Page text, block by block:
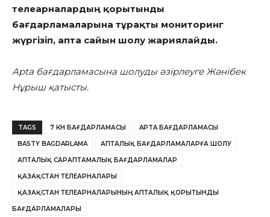
телеарналардың қорытынды
бағдарламаларына тұрақты мониторинг
жүргізіп, апта сайын шолу жариялайды.
Apta бағдарламасына шолуды әзірлеуге Жәнібек
Нұрыш қатысты.
TAGS 7 КҮН БАҒДАРЛАМАСЫ APTA БАҒДАРЛАМАСЫ
BASTY BAGDARLAMA АПТАЛЫҚ БАҒДАРЛАМАЛАРҒА ШОЛУ
АПТАЛЫҚ САРАПТАМАЛЫҚ БАҒДАРЛАМАЛАР
ҚАЗАҚСТАН ТЕЛЕАРНАЛАРЫ
ҚАЗАҚСТАН ТЕЛЕАРНАЛАРЫНЫҢ АПТАЛЫҚ ҚОРЫТЫНДЫ
БАҒДАРЛАМАЛАРЫ